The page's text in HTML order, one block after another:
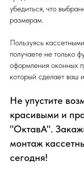
убедиться, что
размерам.
Пользуясь
получаете не только
оформления оконных
который сделает ваш
Не упустите
красивыми и
"ОктавА".
монтаж
сегодня!